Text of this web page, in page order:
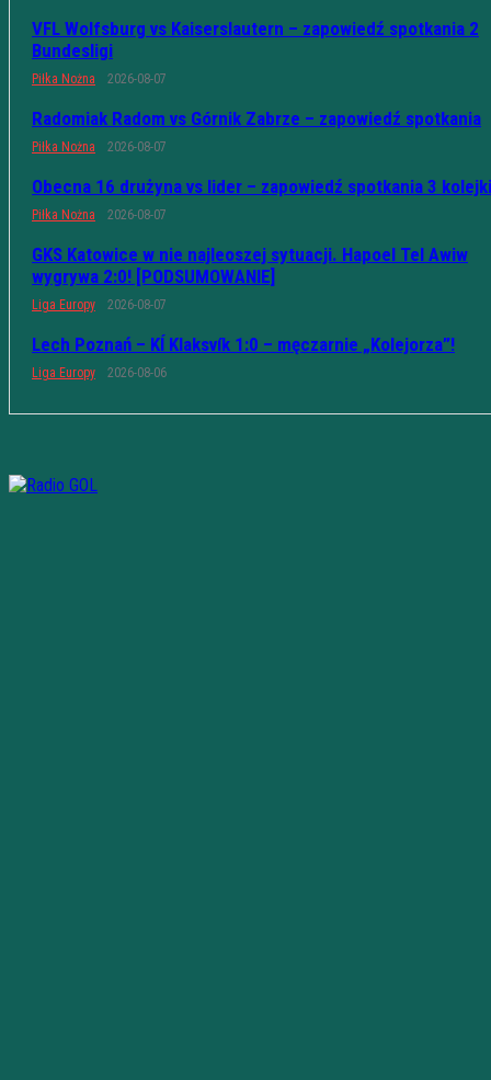
VFL Wolfsburg vs Kaiserslautern – zapowiedź spotkania 2
Bundesligi
Piłka Nożna 2026-08-07
Radomiak Radom vs Górnik Zabrze – zapowiedź spotkania
Piłka Nożna 2026-08-07
Obecna 16 drużyna vs lider – zapowiedź spotkania 3 kolejki
Piłka Nożna 2026-08-07
GKS Katowice w nie najleoszej sytuacji. Hapoel Tel Awiw
wygrywa 2:0! [PODSUMOWANIE]
Liga Europy 2026-08-07
Lech Poznań – KÍ Klaksvík 1:0 – męczarnie „Kolejorza”!
Liga Europy 2026-08-06